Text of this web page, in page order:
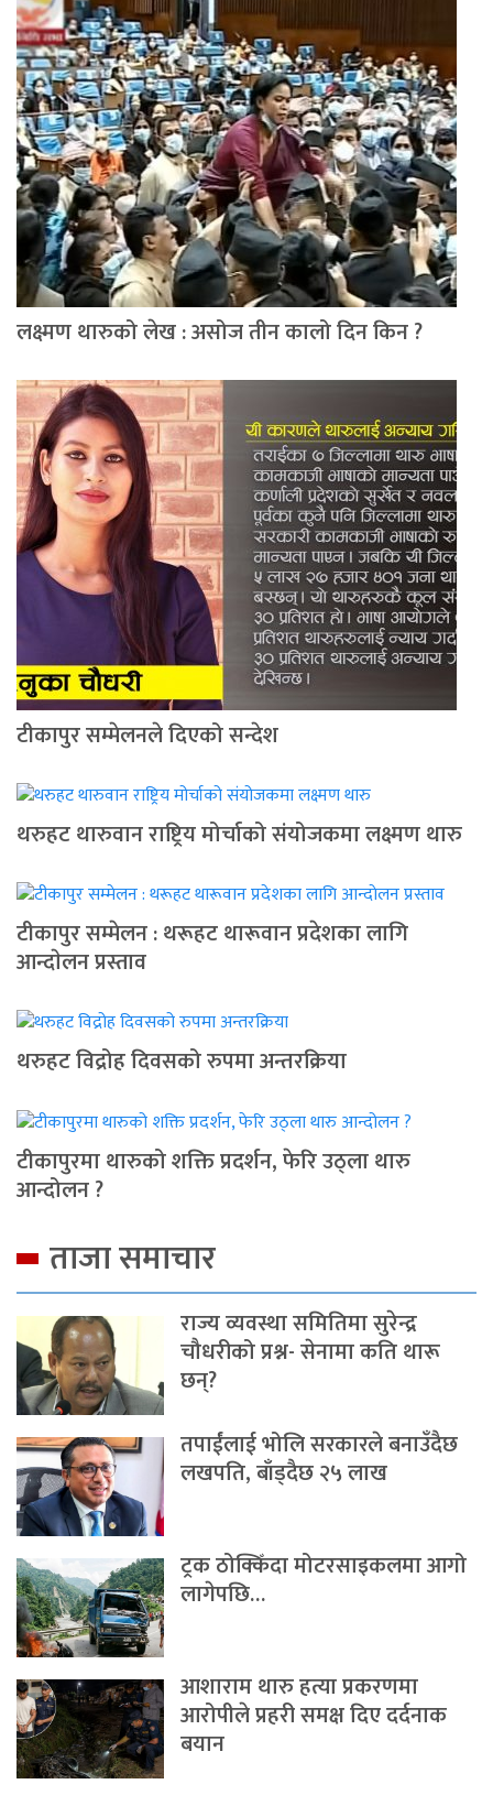
लक्ष्मण थारुको लेख : असोज तीन कालो दिन किन ?
टीकापुर सम्मेलनले दिएको सन्देश
थरुहट थारुवान राष्ट्रिय मोर्चाको संयोजकमा लक्ष्मण थारु
टीकापुर सम्मेलन : थरूहट थारूवान प्रदेशका लागि
आन्दाेलन प्रस्ताव
थरुहट विद्रोह दिवसको रुपमा अन्तरक्रिया
टीकापुरमा थारुको शक्ति प्रदर्शन, फेरि उठ्ला थारु
आन्दोलन ?
ताजा समाचार
राज्य व्यवस्था समितिमा सुरेन्द्र
चौधरीको प्रश्न- सेनामा कति थारू
छन्?
तपाईंलाई भोलि सरकारले बनाउँदैछ
लखपति, बाँड्दैछ २५ लाख
ट्रक ठोक्किँदा मोटरसाइकलमा आगो
लागेपछि…
आशाराम थारु हत्या प्रकरणमा
आरोपीले प्रहरी समक्ष दिए दर्दनाक
बयान